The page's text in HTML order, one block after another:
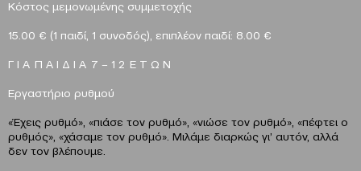
Κόστος μεμονωμένης συμμετοχής
15.00 € (1 παιδί, 1 συνοδός), επιπλέον παιδί: 8.00 €
Γ Ι Α Π Α Ι Δ Ι Α 7 – 1 2 Ε Τ Ω Ν
Εργαστήριο ρυθμού
«Έχεις ρυθμό», «πιάσε τον ρυθμό», «νιώσε τον ρυθμό», «πέφτει ο
ρυθμός», «χάσαμε τον ρυθμό». Μιλάμε διαρκώς γι’ αυτόν, αλλά
δεν τον βλέπουμε.